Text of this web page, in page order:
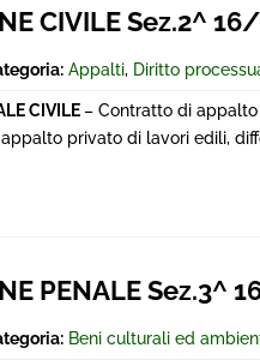
CIVILE Sez.2^
Appalti, Diritto
CIVILE– Contratto di
privato di lavori edili,
PENALE Sez.3^
Beni culturali ed